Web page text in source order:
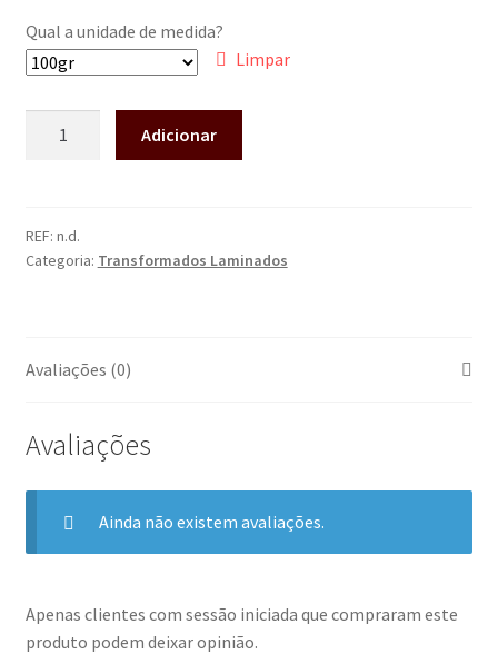
Qual a unidade de medida?
Limpar
Adicionar
REF: n.d.
Categoria: Transformados Laminados
Avaliações (0)
Avaliações
Ainda não existem avaliações.
Apenas clientes com sessão iniciada que compraram este
produto podem deixar opinião.